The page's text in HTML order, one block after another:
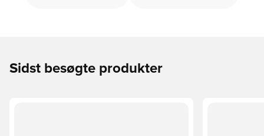
Sidst besøgte produkter